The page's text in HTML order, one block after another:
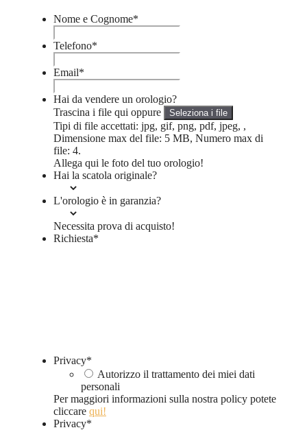
Nome e Cognome*
Telefono*
Email*
Hai da vendere un orologio?
Trascina i file qui oppure
Seleziona i file
Tipi di file accettati: jpg, gif, png, pdf, jpeg, ,
Dimensione max del file: 5 MB, Numero max di
file: 4.
Allega qui le foto del tuo orologio!
Hai la scatola originale?
L'orologio è in garanzia?
Necessita prova di acquisto!
Richiesta*
Privacy*
Autorizzo il trattamento dei miei dati
personali
Per maggiori informazioni sulla nostra policy potete
cliccare qui!
Privacy*